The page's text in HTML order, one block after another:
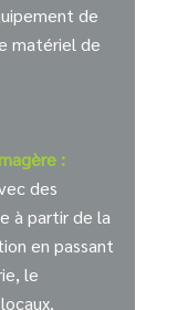
de
matériel de
:
des
à partir de la
en passant
le